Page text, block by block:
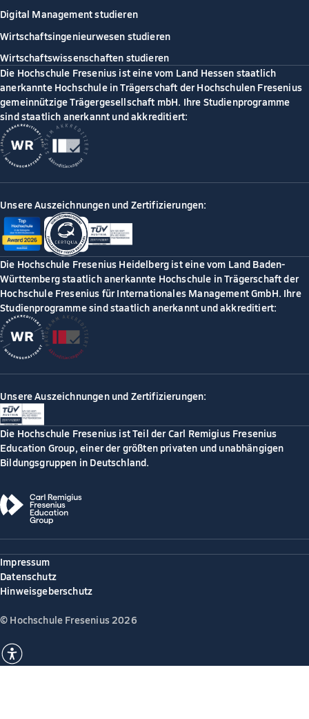
Digital Management studieren
Wirtschaftsingenieurwesen studieren
Wirtschaftswissenschaften studieren
Die Hochschule Fresenius ist eine vom Land Hessen staatlich
anerkannte Hochschule in Trägerschaft der Hochschulen Fresenius
gemeinnützige Trägergesellschaft mbH. Ihre Studienprogramme
sind staatlich anerkannt und akkreditiert:
Unsere Auszeichnungen und Zertifizierungen:
Die Hochschule Fresenius Heidelberg ist eine vom Land Baden-
Württemberg staatlich anerkannte Hochschule in Trägerschaft der
Hochschule Fresenius für Internationales Management GmbH. Ihre
Studienprogramme sind staatlich anerkannt und akkreditiert:
Unsere Auszeichnungen und Zertifizierungen:
Die Hochschule Fresenius ist Teil der Carl Remigius Fresenius
Education Group, einer der größten privaten und unabhängigen
Bildungsgruppen in Deutschland.
Impressum
Datenschutz
Hinweisgeberschutz
© Hochschule Fresenius 2026